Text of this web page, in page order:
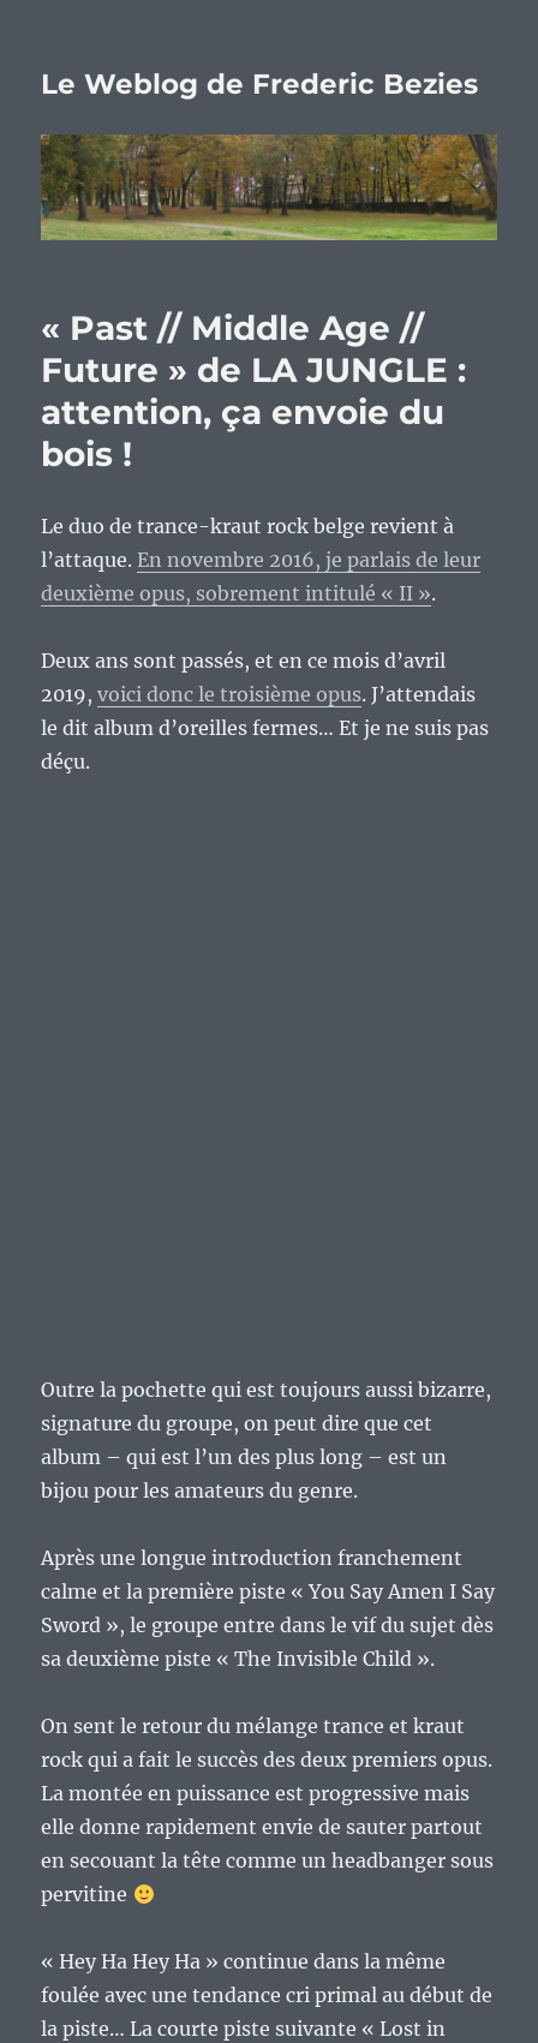
Le Weblog de Frederic Bezies
« Past // Middle Age //
Future » de LA JUNGLE :
attention, ça envoie du
bois !
Le duo de trance-kraut rock belge revient à
l’attaque.En novembre 2016, je parlais de leur
deuxième opus, sobrement intitulé « II ».
Deux ans sont passés, et en ce mois d’avril
2019,voici donc le troisième opus. J’attendais
le dit album d’oreilles fermes… Et je ne suis pas
déçu.
Outre la pochette qui est toujours aussi bizarre,
signature du groupe, on peut dire que cet
album – qui est l’un des plus long – est un
bijou pour les amateurs du genre.
Après une longue introduction franchement
calme et la première piste « You Say Amen I Say
Sword », le groupe entre dans le vif du sujet dès
sa deuxième piste « The Invisible Child ».
On sent le retour du mélange trance et kraut
rock qui a fait le succès des deux premiers opus.
La montée en puissance est progressive mais
elle donne rapidement envie de sauter partout
en secouant la tête comme un headbanger sous
pervitine
« Hey Ha Hey Ha » continue dans la même
foulée avec une tendance cri primal au début de
la piste… La courte piste suivante « Lost in